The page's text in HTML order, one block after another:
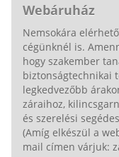
Webáruház
Nemsokára
cégünknél is.
hogy szakember
biztonságtechnikai
legkedvezőbb
záraihoz,
és szerelési
(Amíg elkészül a
mail címen várjuk: